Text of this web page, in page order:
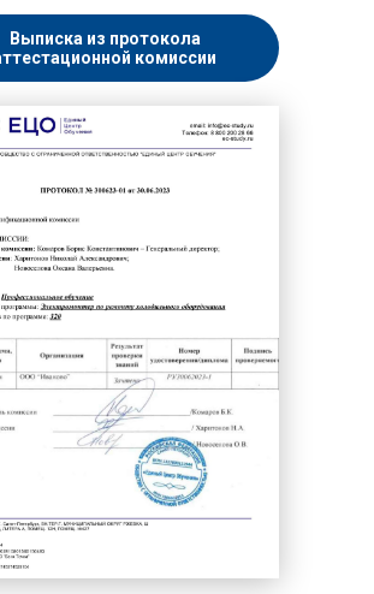
Выписка из протокола
комиссии